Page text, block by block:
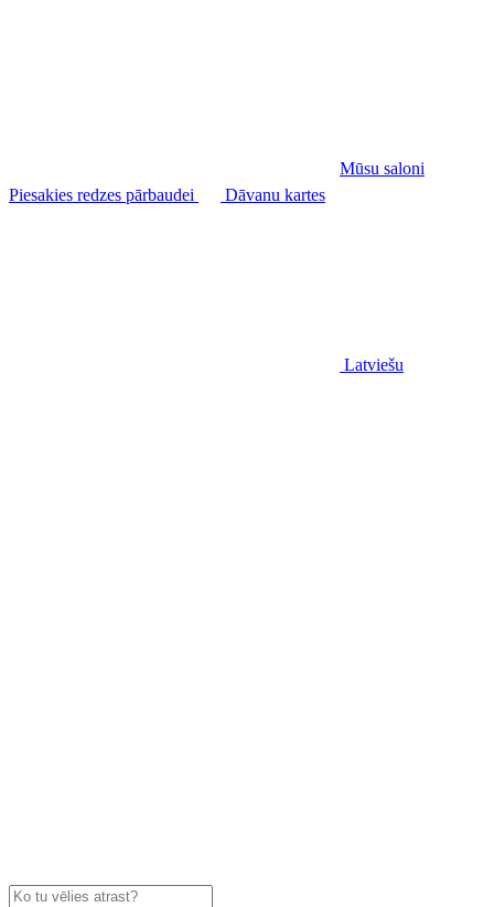
Mūsu saloni
Piesakies redzes pārbaudei
Dāvanu kartes
Latviešu